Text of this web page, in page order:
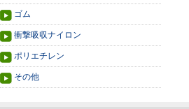
ゴム
衝撃吸収ナイロン
ポリエチレン
その他